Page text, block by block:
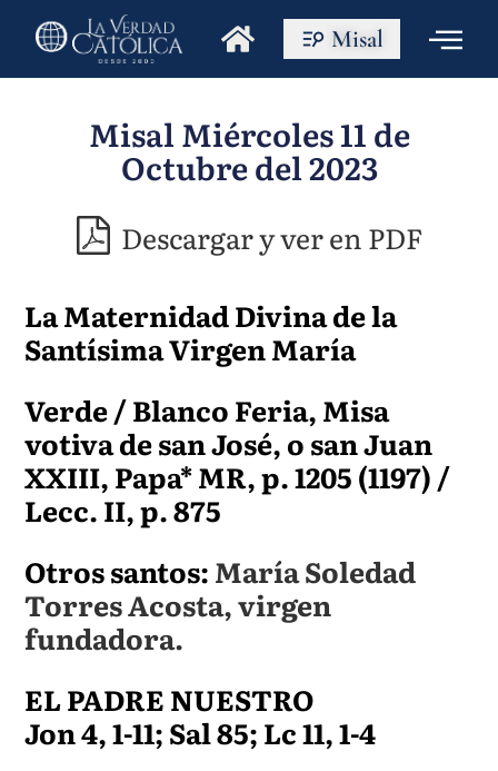
Misal
Misal Miércoles 11 de
Octubre del 2023
Descargar y ver en PDF
La Maternidad Divina de la
Santísima Virgen María
Verde / Blanco Feria, Misa
votiva de san José, o san Juan
XXIII, Papa* MR, p. 1205 (1197) /
Lecc. II, p. 875
Otros santos:María Soledad
Torres Acosta, virgen
fundadora.
EL PADRE NUESTRO
Jon 4, 1-11; Sal 85; Lc 11, 1-4